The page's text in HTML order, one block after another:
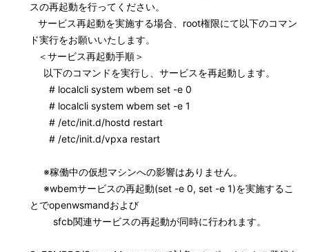
スの再起動を行ってください。
サービス再起動を実施する場合、root権限にて以下のコマン
ド実行をお願いいたします。
＜サービス再起動手順＞
以下のコマンドを実行し、サービスを再起動します。
# localcli system wbem set -e 0
# localcli system wbem set -e 1
# /etc/init.d/hostd restart
# /etc/init.d/vpxa restart
※稼働中の仮想マシンへの影響はありません。
※wbemサービスの再起動(set -e 0, set -e 1)を実施するこ
とでopenwsmandおよび
sfcb関連サービスの再起動が同時に行われます。